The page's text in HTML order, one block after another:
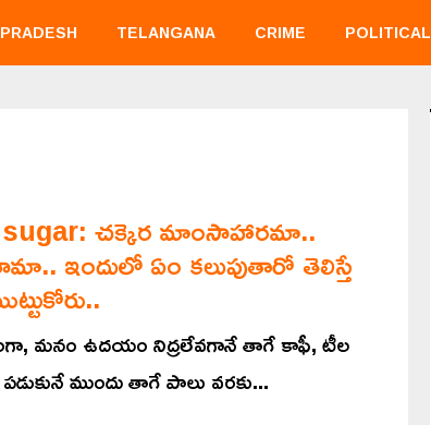
TELANGANA CRIME POLITICAL
చక్కెర మాంసాహారమా..
ఇందులో ఏం కలుపుతారో తెలిస్తే
మనం ఉదయం నిద్రలేవగానే తాగే కాఫీ, టీల
ముందు తాగే పాలు వరకు...